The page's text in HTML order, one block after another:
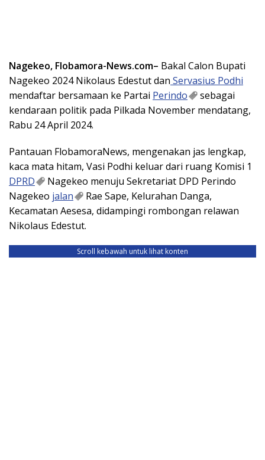
Nagekeo, Flobamora-News.com– Bakal Calon Bupati
Nagekeo 2024 Nikolaus Edestut dan Servasius Podhi
mendaftar bersamaan ke Partai Perindo
sebagai
kendaraan politik pada Pilkada November mendatang,
Rabu 24 April 2024.
Pantauan FlobamoraNews, mengenakan jas lengkap,
kaca mata hitam, Vasi Podhi keluar dari ruang Komisi 1
DPRD
Nagekeo menuju Sekretariat DPD Perindo
Nagekeo jalan
Rae Sape, Kelurahan Danga,
Kecamatan Aesesa, didampingi rombongan relawan
Nikolaus Edestut.
Scroll kebawah untuk lihat konten